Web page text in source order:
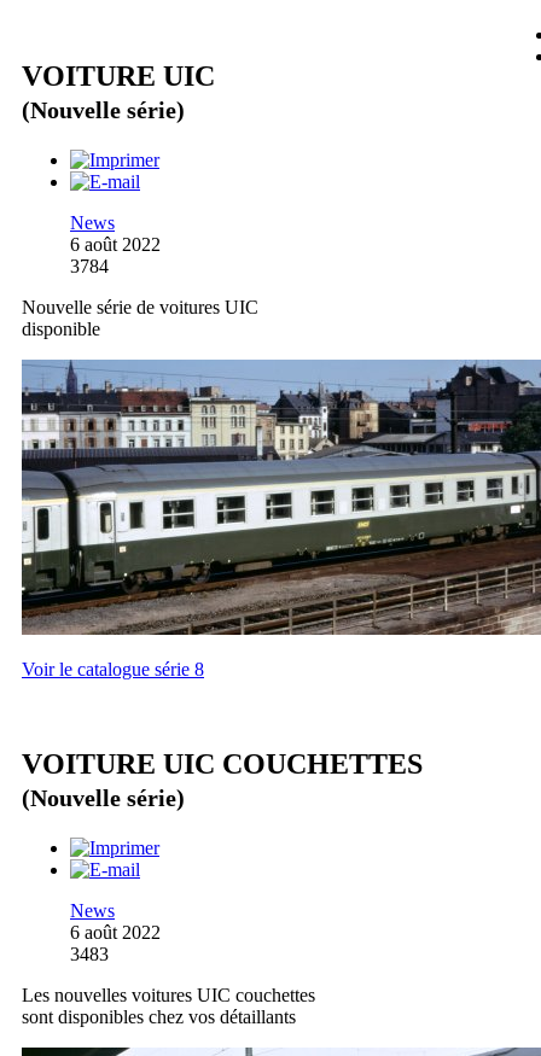
VOITURE UIC
(Nouvelle série)
News
6 août 2022
3784
Nouvelle série de voitures UIC
disponible
Voir le catalogue série 8
VOITURE UIC COUCHETTES
(Nouvelle série)
News
6 août 2022
3483
Les nouvelles voitures UIC couchettes
sont disponibles chez vos détaillants